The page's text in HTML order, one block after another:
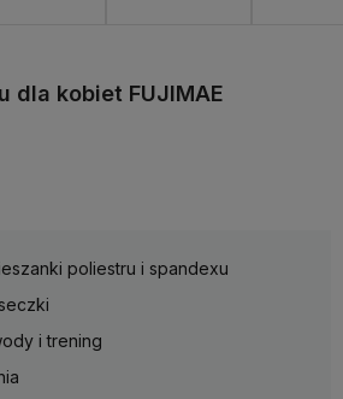
dla kobiet FUJIMAE
poliestru i spandexu
i trening